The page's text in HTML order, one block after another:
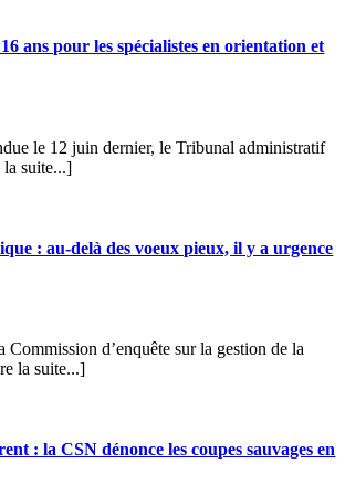
ans pour les spécialistes en orientation et
le 12 juin dernier, le Tribunal administratif
suite...]
: au-delà des voeux pieux, il y a urgence
Commission d’enquête sur la gestion de la
la suite...]
: la CSN dénonce les coupes sauvages en